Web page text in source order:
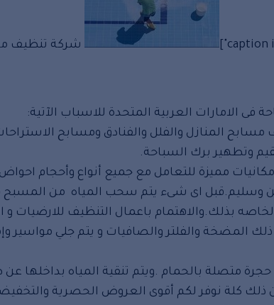
شركة تنظيف
الامارات العربية المتحدة للاسباب الآتية:
المنازل والفلل والفنادق ومسابح
وتطهير برك السباحة.
مميزة للتعامل مع جميع أنواع وأحجام
اى شىء يتم سحب المياه من المسبح
بذلك.والاهتمام باعمال التنظيف للارضيات و
المضخة والفلتر والصافيات و يتم جلي مواسير
متصلة بالحمام .ويتم تنقية المياه بداخلها عن
من ذلك كلة نوفر لكم أقوى العروض الحصرية